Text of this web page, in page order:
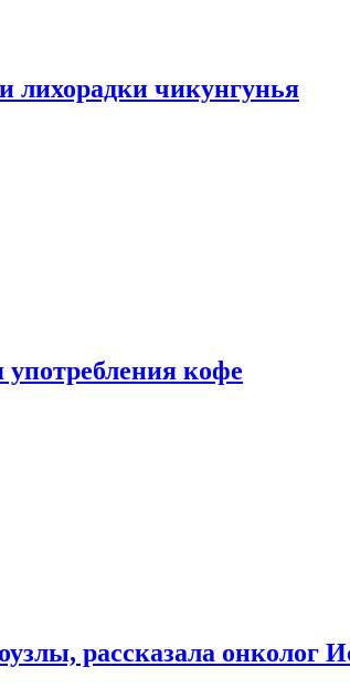
лихорадки чикунгунья
кофе
рассказала онколог